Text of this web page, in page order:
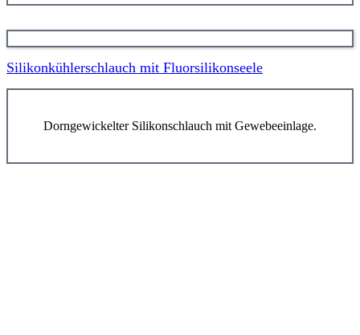
Silikonkühlerschlauch mit Fluorsilikonseele
Dorngewickelter Silikonschlauch mit Gewebeeinlage.